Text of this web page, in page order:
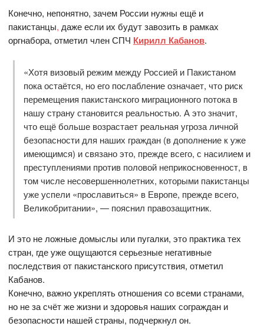
Конечно, непонятно, зачем России нужны ещё и
пакистанцы, даже если их будут завозить в рамках
оргнабора, отметил член СПЧ Кирилл Кабанов.
«Хотя визовый режим между Россией и Пакистаном
пока остаётся, но его послабление означает, что риск
перемещения пакистанского миграционного потока в
нашу страну становится реальностью. А это значит,
что ещё больше возрастает реальная угроза личной
безопасности для наших граждан (в дополнение к уже
имеющимся) и связано это, прежде всего, с насилием и
преступлениями против половой неприкосновенност, в
том числе несовершеннолетних, которыми пакистанцы
уже успели «прославиться» в Европе, прежде всего,
Великобритании», — пояснил правозащитник.
И это не ложные домыслы или пугалки, это практика тех
стран, где уже ощущаются серьезные негативные
последствия от пакистанского присутствия, отметил
Кабанов.
Конечно, важно укреплять отношения со всеми странами,
но не за счёт же жизни и здоровья наших сограждан и
безопасности нашей страны, подчеркнул он.